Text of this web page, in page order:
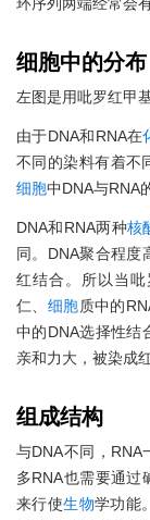
细胞中的分布
左图是用吡罗红甲
由于DNA和RNA在
不同的染料有着不
细胞中DNA与RNA
DNA和RNA两种核
同。DNA聚合程度
红结合。所以当
仁、 细胞质中的
中的DNA选择性结
亲和力大，被染成
组成结构
与DNA不同，RNA
多RNA也需要通过
来行使生物学功能